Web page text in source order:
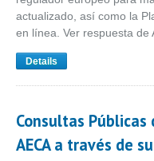
actualizado, así como la
en línea. Ver respuesta
Details
Consultas
AECA a través de